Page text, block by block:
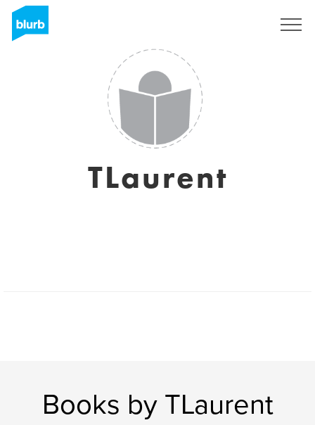
TLaurent
Books by TLaurent